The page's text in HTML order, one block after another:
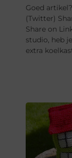
Goed
(Twitter)
Share on
studio, heb
extra